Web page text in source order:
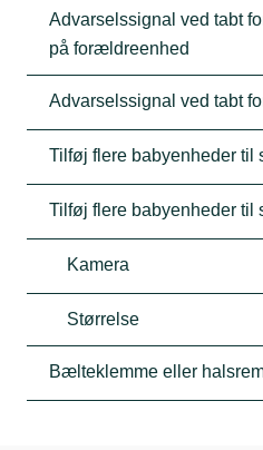
Advarselssignal ved tabt
på forældreenhed
Advarselssignal ved tabt
Tilføj flere babyenheder til
Tilføj flere babyenheder til
Kamera
Størrelse
Bælteklemme eller